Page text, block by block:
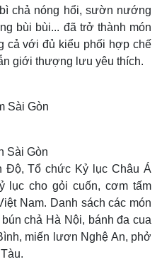
chả nóng hổi, sườn nướng
bùi bùi... đã trở thành món
cả với đủ kiểu phối hợp chế
giới thượng lưu yêu thích.
Sài Gòn
Sài Gòn
Độ, Tổ chức Kỷ lục Châu Á
lục cho gỏi cuốn, cơm tấm
Nam. Danh sách các món
chả Hà Nội, bánh đa cua
miến lươn Nghệ An, phở